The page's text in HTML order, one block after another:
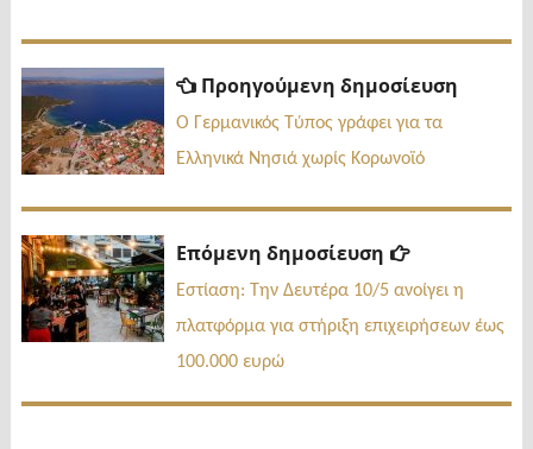
Πλοήγηση
άρθρων
Προηγούμενη δημοσίευση
Ο Γερμανικός Τύπος γράφει για τα
Ελληνικά Νησιά χωρίς Κορωνοϊό
Επόμενη δημοσίευση
Επόμενη
Εστίαση: Την Δευτέρα 10/5 ανοίγει η
πλατφόρμα για στήριξη επιχειρήσεων έως
100.000 ευρώ